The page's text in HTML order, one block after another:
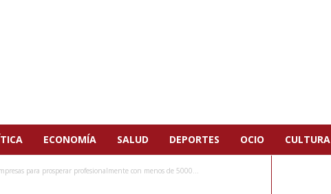
ECONOMÍA SALUD DEPORTES OCIO CULTURA
para prosperar profesionalmente con menos de 5000...